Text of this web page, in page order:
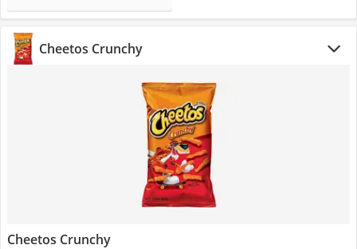
Cheetos Crunchy
Cheetos Crunchy